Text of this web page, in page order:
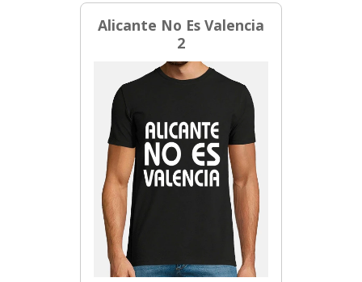
Alicante No Es Valencia
2